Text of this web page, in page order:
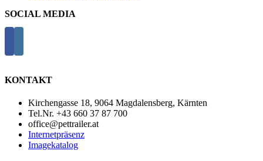
SOCIAL MEDIA
KONTAKT
Kirchengasse 18, 9064 Magdalensberg, Kärnten
Tel.Nr. +43 660 37 87 700
office@pettrailer.at
Internetpräsenz
Imagekatalog